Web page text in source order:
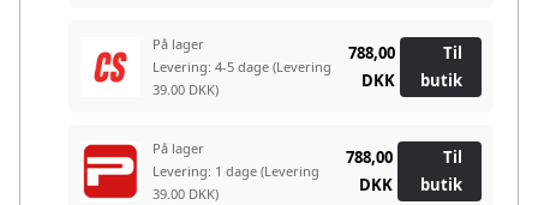
På lager
Levering: 4-5 dage (Levering
39.00 DKK)
788,00
DKK
Til
butik
På lager
Levering: 1 dage (Levering
39.00 DKK)
788,00
DKK
Til
butik